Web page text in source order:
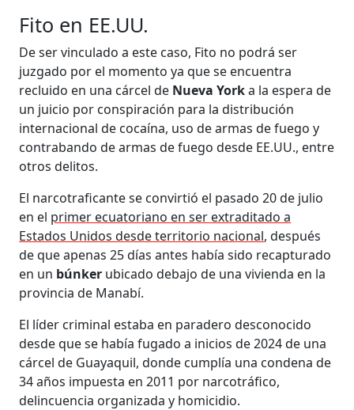
Fito en EE.UU.
De ser vinculado a este caso, Fito no podrá ser
juzgado por el momento ya que se encuentra
recluido en una cárcel de Nueva Yorka la espera de
un juicio por conspiración para la distribución
internacional de cocaína, uso de armas de fuego y
contrabando de armas de fuego desde EE.UU., entre
otros delitos.
El narcotraficante se convirtió el pasado 20 de julio
en el primer ecuatoriano en ser extraditado a
Estados Unidos desde territorio nacional, después
de que apenas 25 días antes había sido recapturado
en un búnker ubicado debajo de una vivienda en la
provincia de Manabí.
El líder criminal estaba en paradero desconocido
desde que se había fugado a inicios de 2024 de una
cárcel de Guayaquil, donde cumplía una condena de
34 años impuesta en 2011 por narcotráfico,
delincuencia organizada y homicidio.